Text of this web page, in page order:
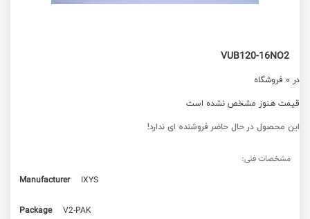
VUB120-16NO2
در 0 فروشگاه
قیمت هنوز مشخص نشده است
این محصول در حال حاضر فروشنده ای ندارد!
مشخصات فنی:
Manufacturer
IXYS
Package V2-PAK